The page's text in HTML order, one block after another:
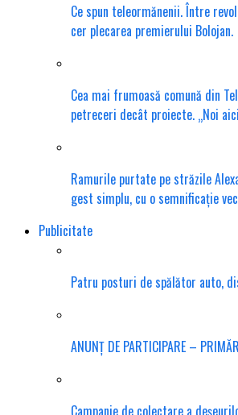
Ce spun teleormănenii. Între
cer plecarea premierului Bolojan.
Cea mai frumoasă comună din
petreceri decât proiecte. „Noi
Ramurile purtate pe străzile
gest simplu, cu o semnificație
Publicitate
Patru posturi de spălător auto,
ANUNȚ DE PARTICIPARE –
Campanie de colectare a